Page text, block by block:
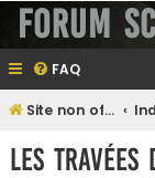
Forum
FAQ
Site non officiel sur le SCO d'Angers
Les travées